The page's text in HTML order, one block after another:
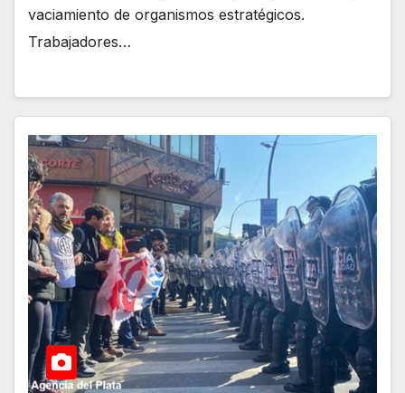
vaciamiento de organismos estratégicos.
Trabajadores…